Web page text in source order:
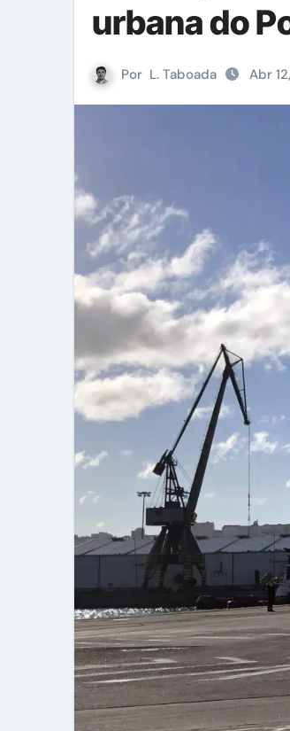
urbana do
Por L. Taboada Abr